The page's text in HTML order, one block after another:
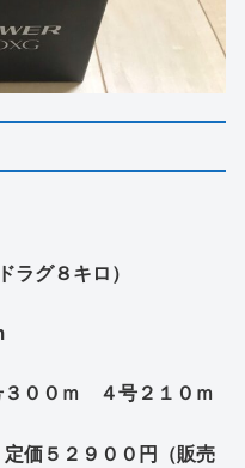
グ８キロ）
００ｍ ４号２１０ｍ
価５２９００円（販売